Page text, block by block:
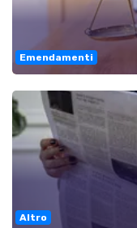
Emendamenti
Altro